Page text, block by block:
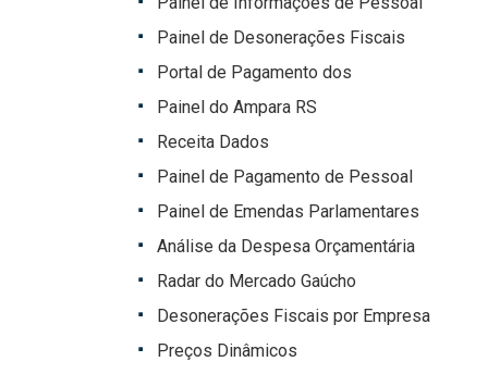
Painel de Desonerações Fiscais
Portal de Pagamento dos
Painel do Ampara RS
Receita Dados
Painel de Pagamento de Pessoal
Painel de Emendas Parlamentares
Análise da Despesa Orçamentária
Radar do Mercado Gaúcho
Desonerações Fiscais por Empresa
Preços Dinâmicos